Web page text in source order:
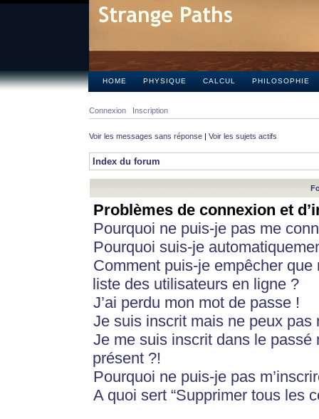
HOME PHYSIQUE CALCUL PHILOSOPHIE
Connexion Inscription
Voir les messages sans réponse | Voir les sujets actifs
Index du forum
Problèmes de connexion et
Pourquoi ne puis-je pas me
Pourquoi suis-je
Comment puis-je empêcher
liste des utilisateurs en ligne ?
J’ai perdu mon mot de passe !
Je suis inscrit mais ne peux pas
Je me suis inscrit dans le
présent ?!
Pourquoi ne puis-je pas
A quoi sert “Supprimer tous les